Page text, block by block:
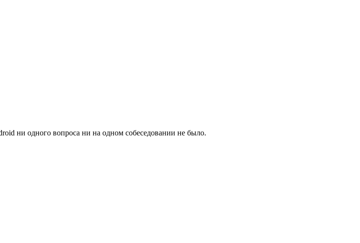
ни одного вопроса ни на одном собеседовании не было.